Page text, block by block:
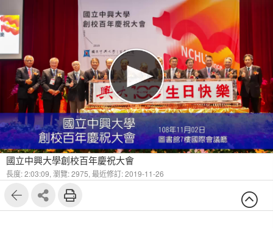
國立中興大學創校百年慶祝大會
長度: 2:03:09, 瀏覽: 2975, 最近修訂: 2019-11-26